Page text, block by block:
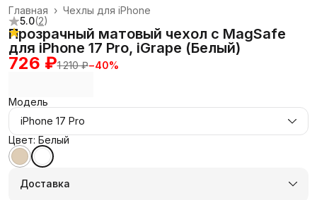
Чехлы для iPhone
Главная ›
5.0(2)
Прозрачный матовый чехол с MagSafe
для iPhone 17 Pro, iGrape (Белый)
726 ₽1 210 ₽−40%
Модель
iPhone 17 Pro
Цвет: Белый
Доставка